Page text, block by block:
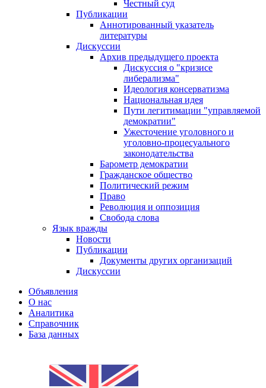
Честный суд
Публикации
Аннотированный указатель
литературы
Дискуссии
Архив предыдущего проекта
Дискуссия о "кризисе
либерализма"
Идеология консерватизма
Национальная идея
Пути легитимации "управляемой
демократии"
Ужесточение уголовного и
уголовно-процесуального
законодательства
Барометр демократии
Гражданское общество
Политический режим
Право
Революция и оппозиция
Свобода слова
Язык вражды
Новости
Публикации
Документы других организаций
Дискуссии
Объявления
О нас
Аналитика
Справочник
База данных